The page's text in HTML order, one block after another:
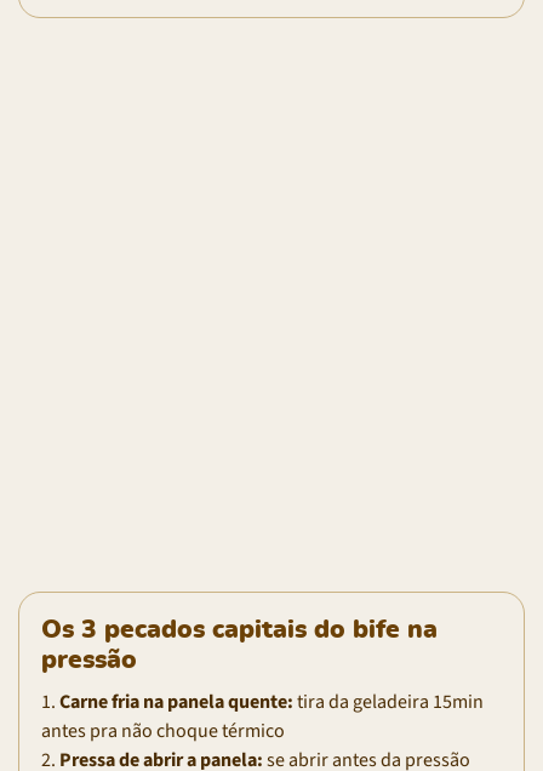
Os 3 pecados capitais do bife na
pressão
1.Carne fria na panela quente:tira da geladeira 15min
antes pra não choque térmico
2. Pressa de abrir a panela:se abrir antes da pressão